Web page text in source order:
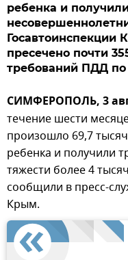
ребенка и
Госавтоинспекции
пресечено почти
требований ПДД по
СИМФЕРОПОЛЬ, 3
течение шести
произошло 69,7
ребенка и получили
тяжести более 4
сообщили в пресс-
Крым.